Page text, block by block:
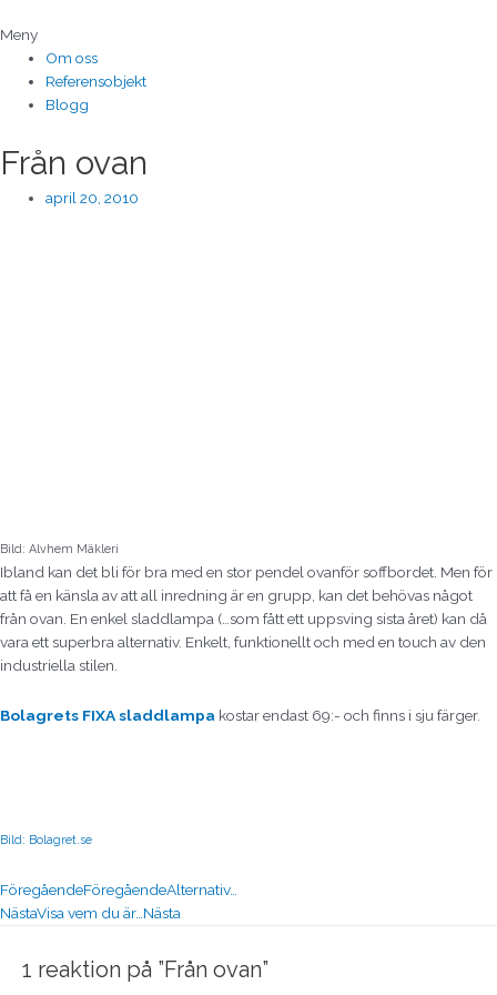
till
innehåll
Meny
Om oss
Referensobjekt
Blogg
Från ovan
april 20, 2010
Bild: Alvhem Mäkleri
Ibland kan det bli för bra med en stor pendel ovanför soffbordet. Men för
att få en känsla av att all inredning är en grupp, kan det behövas något
från ovan. En enkel sladdlampa (…som fått ett uppsving sista året) kan då
vara ett superbra alternativ. Enkelt, funktionellt och med en touch av den
industriella stilen.
Bolagrets FIXA sladdlampa kostar endast 69:- och finns i sju färger.
Bild: Bolagret.se
FöregåendeFöregåendeAlternativ…
NästaVisa vem du är… Nästa
1 reaktion på ”Från ovan”